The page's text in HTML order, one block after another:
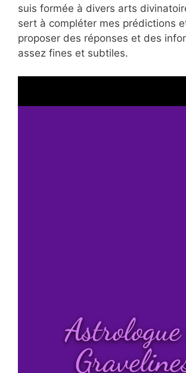
suis formée à divers arts
sert à compléter mes prédictions
proposer des réponses et des
assez fines et subtiles.